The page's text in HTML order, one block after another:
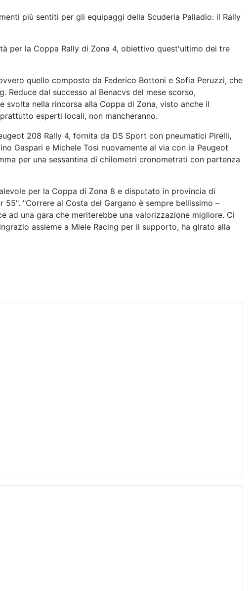
più sentiti per gli equipaggi della Scuderia Palladio: il Rally
per la Coppa Rally di Zona 4, obiettivo quest'ultimo dei tre
quello composto da Federico Bottoni e Sofia Peruzzi, che
Reduce dal successo al Benacvs del mese scorso,
nella rincorsa alla Coppa di Zona, visto anche il
esperti locali, non mancheranno.
208 Rally 4, fornita da DS Sport con pneumatici Pirelli,
Gaspari e Michele Tosi nuovamente al via con la Peugeot
per una sessantina di chilometri cronometrati con partenza
per la Coppa di Zona 8 e disputato in provincia di
"Correre al Costa del Gargano è sempre bellissimo –
ad una gara che meriterebbe una valorizzazione migliore. Ci
assieme a Miele Racing per il supporto, ha girato alla